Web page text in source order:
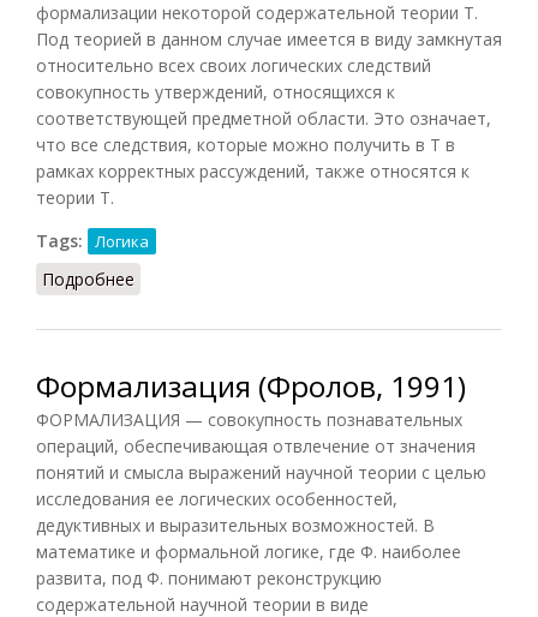
формализации некоторой содержательной теории Т.
Под теорией в данном случае имеется в виду замкнутая
относительно всех своих логических следствий
совокупность утверждений, относящихся к
соответствующей предметной области. Это означает,
что все следствия, которые можно получить в Т в
рамках корректных рассуждений, также относятся к
теории Т.
Tags:
Логика
Подробнее
Формализация (Фролов, 1991)
ФОРМАЛИЗАЦИЯ — совокупность познавательных
операций, обеспечивающая отвлечение от значения
понятий и смысла выражений научной теории с целью
исследования ее логических особенностей,
дедуктивных и выразительных возможностей. В
математике и формальной логике, где Ф. наиболее
развита, под Ф. понимают реконструкцию
содержательной научной теории в виде